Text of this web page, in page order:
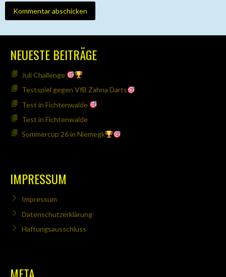
NEUESTE BEITRÄGE
Juli Challenge
Testspiel gegen VfB Zahna Darts
Test in Fichtenwalde
Test in Fichtenwalde
Sommercup 26 in Niemegk
IMPRESSUM
Impressum
Datenschutzerklärung
Haftungsausschluss